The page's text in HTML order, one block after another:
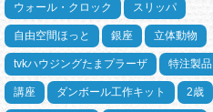
ウォール・クロック スリッパ
自由空間ほっと 銀座 立体動物
tvkハウジングたまプラーザ 特注製品
講座 ダンボール工作キット 2歳